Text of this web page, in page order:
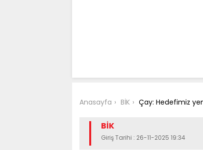
Anasayfa BİK Çay: Hedefimiz
BİK
Giriş Tarihi : 26-11-2025 19:34